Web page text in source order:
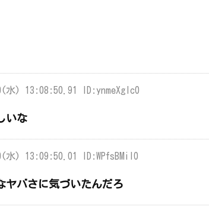
水) 13:08:50.91 ID:ynmeXglc0
いな
水) 13:09:50.01 ID:WPfsBMiI0
ヤバさに気づいたんだろ